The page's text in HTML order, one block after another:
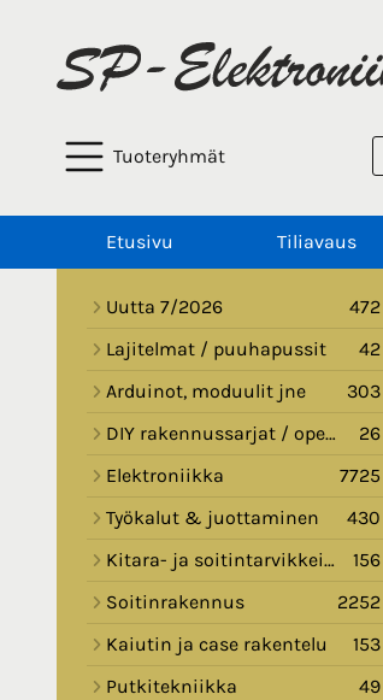
Tuoteryhmät
Etusivu Tiliavaus
Uutta 7/2026
472
Lajitelmat / puuhapussit
42
Arduinot, moduulit jne
303
DIY rakennussarjat / opetussarjat
26
Elektroniikka
7725
Työkalut & juottaminen
430
Kitara- ja soitintarvikkeita
156
Soitinrakennus
2252
Kaiutin ja case rakentelu
153
Putkitekniikka
49